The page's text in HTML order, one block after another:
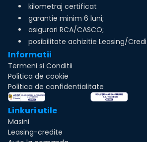
kilometraj certificat
garantie minim 6 luni;
asigurari RCA/CASCO;
posibilitate achizitie Leasing/
Informatii
Termeni si Conditii
Politica de cookie
Politica de confidentialitate
Linkuri utile
Masini
Leasing-credite